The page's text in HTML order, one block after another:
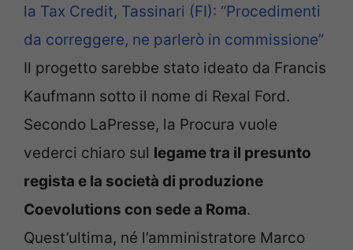
la Tax Credit, Tassinari (FI): “Procedimenti
da correggere, ne parlerò in commissione”
Il progetto sarebbe stato ideato da Francis
Kaufmann sotto il nome di Rexal Ford.
Secondo LaPresse, la Procura vuole
vederci chiaro sul legame tra il presunto
regista e la società di produzione
Coevolutions con sede a Roma.
Quest’ultima, né l’amministratore Marco